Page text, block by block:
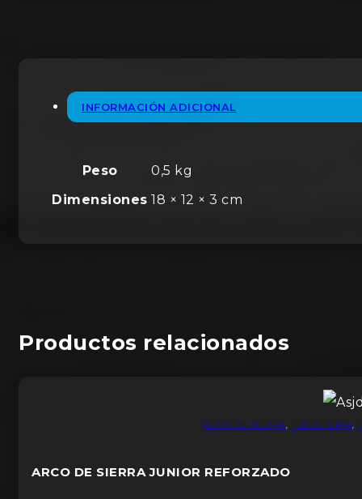
INFORMACIÓN ADICIONAL
Peso
0,5 kg
Dimensiones 18 × 12 × 3 cm
Productos relacionados
ARCO DE SIERRA, FERRETERIA,
ARCO DE SIERRA JUNIOR REFORZADO